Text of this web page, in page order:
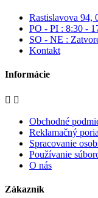
Rastislavova 94,
PO - PI : 8:30 -
SO - NE :
Kontakt
Informácie
 
Obchodné
Reklamačný
Spracovanie
Používanie
O nás
Zákazník